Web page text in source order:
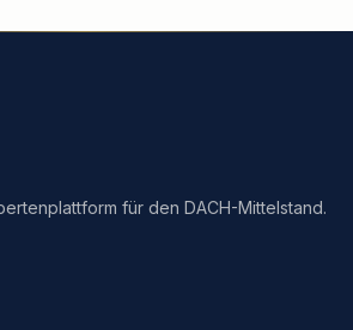
für den DACH-Mittelstand.